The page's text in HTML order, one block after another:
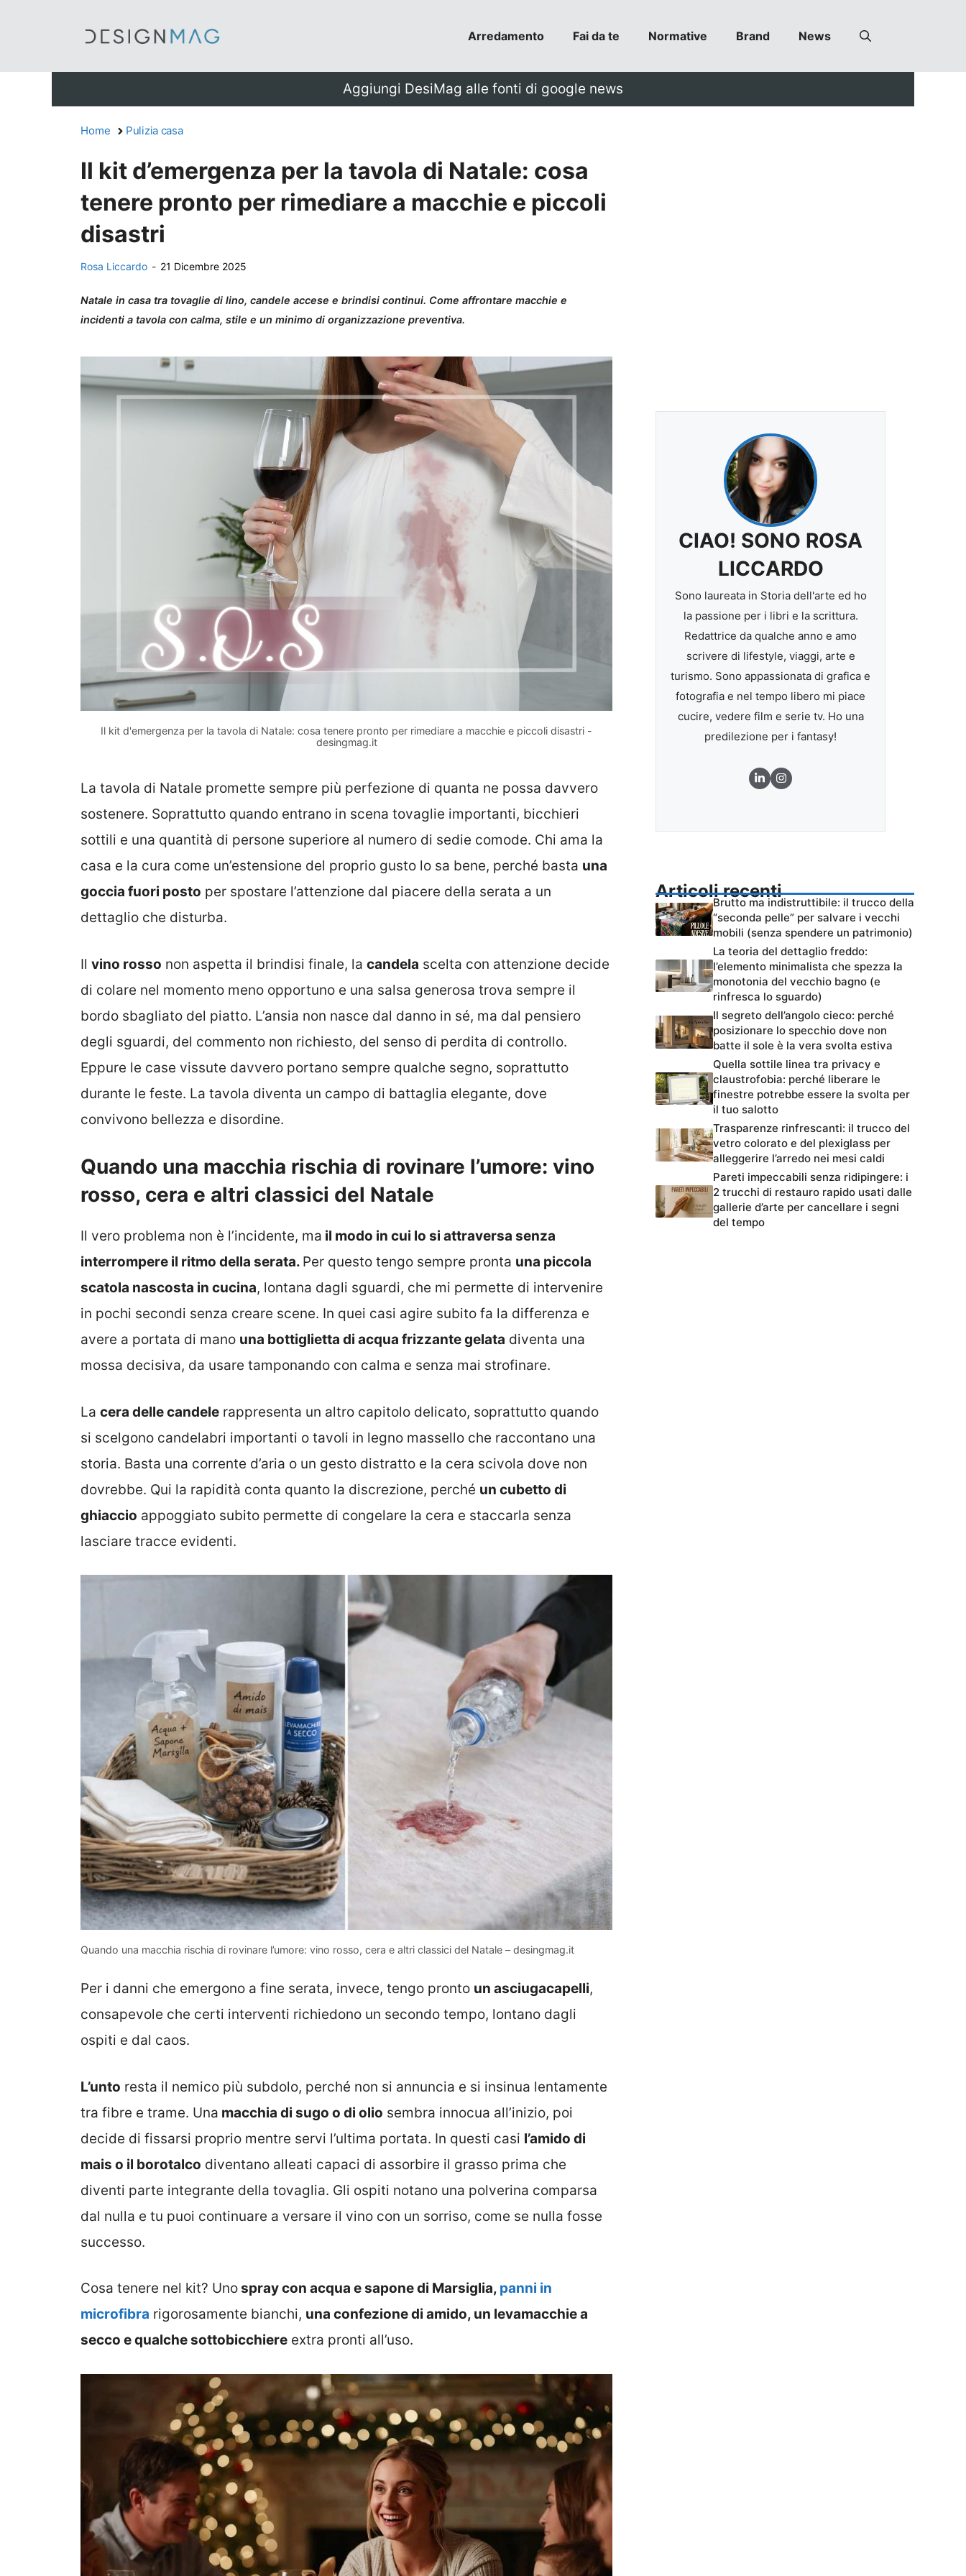
Arredamento Fai da te Normative Brand News
Aggiungi DesiMag alle fonti di google news
Home Pulizia casa
Il kit d’emergenza per la tavola di Natale: cosa
tenere pronto per rimediare a macchie e piccoli
disastri
Rosa Liccardo - 21 Dicembre 2025
Natale in casa tra tovaglie di lino, candele accese e brindisi continui. Come affrontare macchie e
incidenti a tavola con calma, stile e un minimo di organizzazione preventiva.
Il kit d'emergenza per la tavola di Natale: cosa tenere pronto per rimediare a macchie e piccoli disastri -
desingmag.it
La tavola di Natale promette sempre più perfezione di quanta ne possa davvero
sostenere. Soprattutto quando entrano in scena tovaglie importanti, bicchieri
sottili e una quantità di persone superiore al numero di sedie comode. Chi ama la
casa e la cura come un’estensione del proprio gusto lo sa bene, perché basta una
goccia fuori posto per spostare l’attenzione dal piacere della serata a un
dettaglio che disturba.
Il vino rosso non aspetta il brindisi finale, la candela scelta con attenzione decide
di colare nel momento meno opportuno e una salsa generosa trova sempre il
bordo sbagliato del piatto. L’ansia non nasce dal danno in sé, ma dal pensiero
degli sguardi, del commento non richiesto, del senso di perdita di controllo.
Eppure le case vissute davvero portano sempre qualche segno, soprattutto
durante le feste. La tavola diventa un campo di battaglia elegante, dove
convivono bellezza e disordine.
Quando una macchia rischia di rovinare l’umore: vino
rosso, cera e altri classici del Natale
Il vero problema non è l’incidente, ma il modo in cui lo si attraversa senza
interrompere il ritmo della serata. Per questo tengo sempre pronta una piccola
scatola nascosta in cucina, lontana dagli sguardi, che mi permette di intervenire
in pochi secondi senza creare scene. In quei casi agire subito fa la differenza e
avere a portata di mano una bottiglietta di acqua frizzante gelata diventa una
mossa decisiva, da usare tamponando con calma e senza mai strofinare.
La cera delle candele rappresenta un altro capitolo delicato, soprattutto quando
si scelgono candelabri importanti o tavoli in legno massello che raccontano una
storia. Basta una corrente d’aria o un gesto distratto e la cera scivola dove non
dovrebbe. Qui la rapidità conta quanto la discrezione, perché un cubetto di
ghiaccio appoggiato subito permette di congelare la cera e staccarla senza
lasciare tracce evidenti.
Quando una macchia rischia di rovinare l’umore: vino rosso, cera e altri classici del Natale – desingmag.it
Per i danni che emergono a fine serata, invece, tengo pronto un asciugacapelli,
consapevole che certi interventi richiedono un secondo tempo, lontano dagli
ospiti e dal caos.
L’unto resta il nemico più subdolo, perché non si annuncia e si insinua lentamente
tra fibre e trame. Una macchia di sugo o di olio sembra innocua all’inizio, poi
decide di fissarsi proprio mentre servi l’ultima portata. In questi casi l’amido di
mais o il borotalco diventano alleati capaci di assorbire il grasso prima che
diventi parte integrante della tovaglia. Gli ospiti notano una polverina comparsa
dal nulla e tu puoi continuare a versare il vino con un sorriso, come se nulla fosse
successo.
Cosa tenere nel kit? Unospray con acqua e sapone di Marsiglia, panni in
microfibra rigorosamente bianchi, una confezione di amido, un levamacchie a
secco e qualche sottobicchiere extra pronti all’uso.
CIAO! SONO ROSA
LICCARDO
Sono laureata in Storia dell'arte ed ho
la passione per i libri e la scrittura.
Redattrice da qualche anno e amo
scrivere di lifestyle, viaggi, arte e
turismo. Sono appassionata di grafica e
fotografia e nel tempo libero mi piace
cucire, vedere film e serie tv. Ho una
predilezione per i fantasy!
Articoli recenti
Brutto ma indistruttibile: il trucco della
“seconda pelle” per salvare i vecchi
mobili (senza spendere un patrimonio)
La teoria del dettaglio freddo:
l’elemento minimalista che spezza la
monotonia del vecchio bagno (e
rinfresca lo sguardo)
Il segreto dell’angolo cieco: perché
posizionare lo specchio dove non
batte il sole è la vera svolta estiva
Quella sottile linea tra privacy e
claustrofobia: perché liberare le
finestre potrebbe essere la svolta per
il tuo salotto
Trasparenze rinfrescanti: il trucco del
vetro colorato e del plexiglass per
alleggerire l’arredo nei mesi caldi
Pareti impeccabili senza ridipingere: i
2 trucchi di restauro rapido usati dalle
gallerie d’arte per cancellare i segni
del tempo